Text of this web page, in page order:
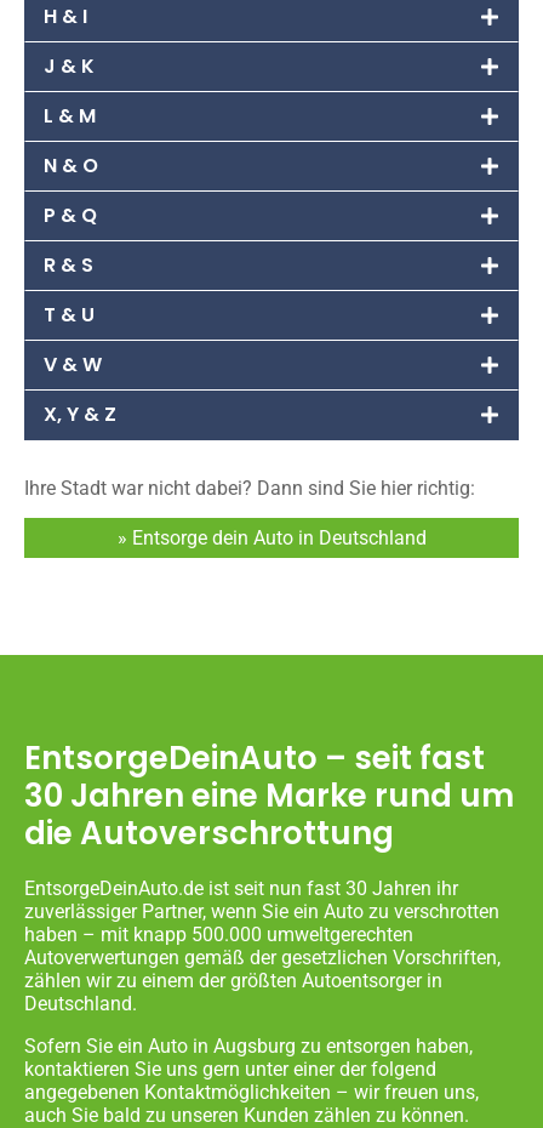
H & I
J & K
L & M
N & O
P & Q
R & S
T & U
V & W
X, Y & Z
Ihre Stadt war nicht dabei? Dann sind Sie hier richtig:
» Entsorge dein Auto in Deutschland
EntsorgeDeinAuto – seit fast
30 Jahren eine Marke rund um
die Autoverschrottung
EntsorgeDeinAuto.de ist seit nun fast 30 Jahren ihr
zuverlässiger Partner, wenn Sie ein Auto zu verschrotten
haben – mit knapp 500.000 umweltgerechten
Autoverwertungen gemäß der gesetzlichen Vorschriften,
zählen wir zu einem der größten Autoentsorger in
Deutschland.
Sofern Sie ein Auto in Augsburg zu entsorgen haben,
kontaktieren Sie uns gern unter einer der folgend
angegebenen Kontaktmöglichkeiten – wir freuen uns,
auch Sie bald zu unseren Kunden zählen zu können.